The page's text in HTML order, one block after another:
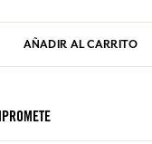
AÑADIR AL CARRITO